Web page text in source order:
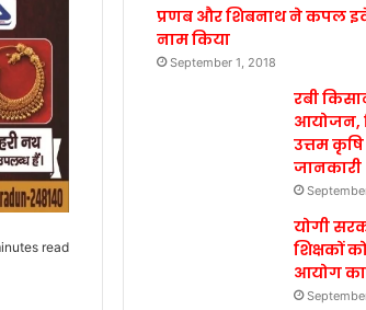
read
प्रणब और शिबनाथ ने कपल
नाम किया
September 1, 2018
रबी
आयोजन,
उत्तम
जानकारी
योगी
शिक्षकों
आयोग का